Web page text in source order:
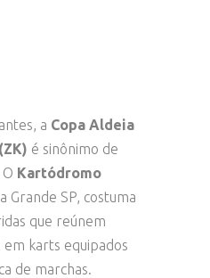
a Copa Aldeia
é sinônimo de
Kartódromo
Grande SP, costuma
que reúnem
karts equipados
de marchas.